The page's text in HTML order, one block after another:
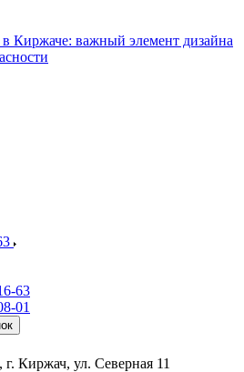
Киржаче: важный элемент дизайна
63
01
Киржач, ул. Северная 11